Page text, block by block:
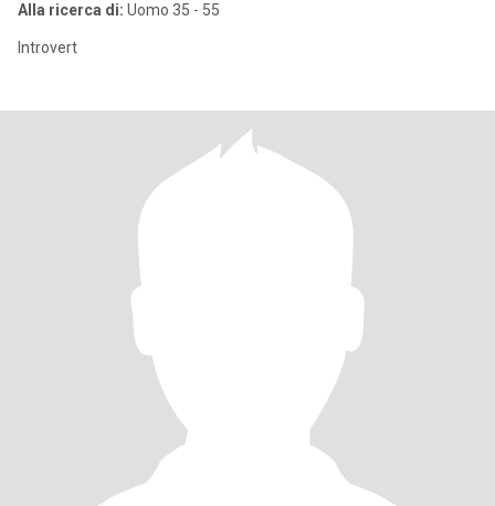
Alla ricerca di: Uomo 35 - 55
Introvert